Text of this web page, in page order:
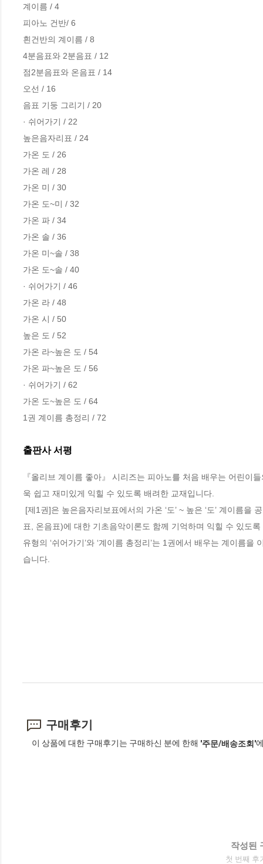
계이름 / 4
피아노 건반/ 6
흰건반의 계이름 / 8
4분음표와 2분음표 / 12
점2분음표와 온음표 / 14
오선 / 16
음표 기둥 그리기 / 20
· 쉬어가기 / 22
높은음자리표 / 24
가온 도 / 26
가온 레 / 28
가온 미 / 30
가온 도~미 / 32
가온 파 / 34
가온 솔 / 36
가온 미~솔 / 38
가온 도~솔 / 40
· 쉬어가기 / 46
가온 라 / 48
가온 시 / 50
높은 도 / 52
가온 라~높은 도 / 54
가온 파~높은 도 / 56
· 쉬어가기 / 62
가온 도~높은 도 / 64
1권 계이름 총정리 / 72
출판사 서평
『올리브 계이름 좋아』 시리즈는 피아노를 처음 배우는 어린이
욱 쉽고 재미있게 익힐 수 있도록 배려한 교재입니다.
표, 온음표)에 대한 기초음악이론도 함께 기억하며 익힐 수 있도
유형의 ‘쉬어가기’와 ‘계이름 총정리’는 1권에서 배우는 계이름
습니다.
구매후기
이 상품에 대한 구매후기는 구매하신 분에 한해 '주문/배송조회'
작성된
첫 번째 후